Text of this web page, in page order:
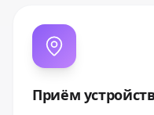
Приём